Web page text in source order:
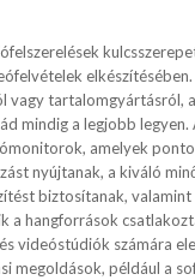
elkészítésében.
tartalomgyártásról,
mindig a legjobb legyen.
amelyek
nyújtanak, a kiváló
biztosítanak, valamint
a hangforrások
videóstúdiók számára
megoldások, például a